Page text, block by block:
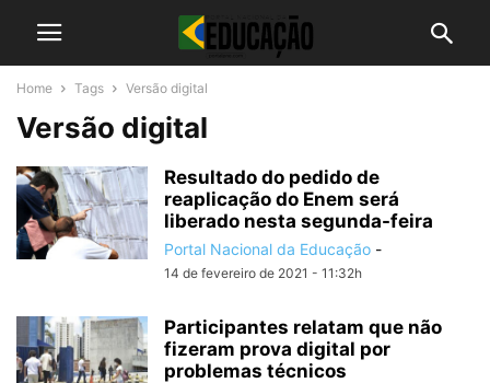
Home Tags Versão digital
Versão digital
Resultado do pedido de
reaplicação do Enem será
liberado nesta segunda-feira
Portal Nacional da Educação -
14 de fevereiro de 2021 - 11:32h
Participantes relatam que não
fizeram prova digital por
problemas técnicos